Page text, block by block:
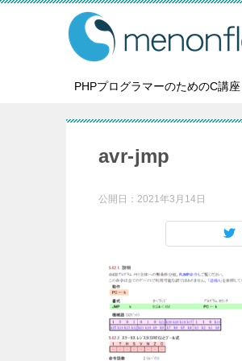
PHPプログラマーのためのC講座
avr-jmp
公開日： 2021年3月14日